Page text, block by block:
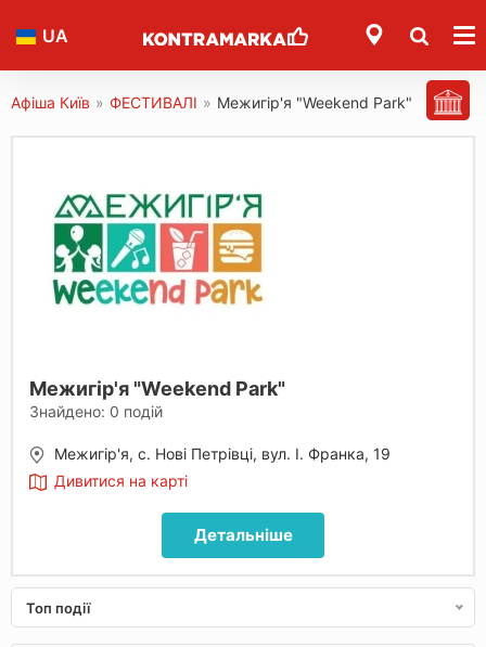
UA
Афіша Київ » ФЕСТИВАЛІ » Межигір'я "Weekend Park"
Межигір'я "Weekend Park"
Знайдено: 0 подій
Межигір'я, с. Нові Петрівці, вул. І. Франка, 19
Дивитися на карті
Детальніше
Топ події